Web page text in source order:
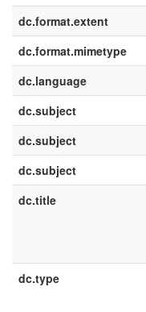
dc.format.extent
dc.format.mimetype
dc.language
dc.subject
dc.subject
dc.subject
dc.title
dc.type